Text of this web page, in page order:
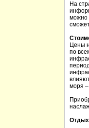
На
можно
Цены
по
моря
Отдых